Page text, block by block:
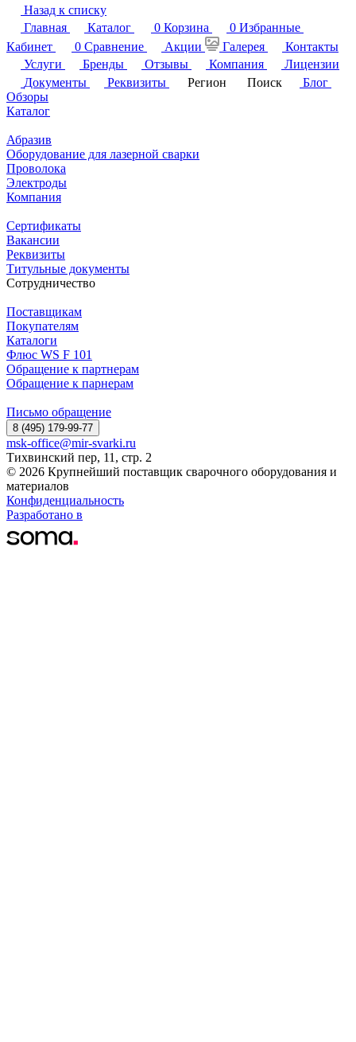
Назад к списку
Главная
Каталог 0 Корзина 0 Избранные
Кабинет
0 Сравнение Акции Галерея
Контакты
Услуги
Бренды Отзывы Компания
Лицензии
Документы
Реквизиты Регион Поиск
Блог
Обзоры
Каталог
Абразив
Оборудование для лазерной сварки
Проволока
Электроды
Компания
Сертификаты
Вакансии
Реквизиты
Титульные документы
Сотрудничество
Поставщикам
Покупателям
Каталоги
Флюс WS F 101
Обращение к партнерам
Обращение к парнерам
Письмо обращение
8 (495) 179-99-77
msk-office@mir-svarki.ru
Тихвинский пер, 11, стр. 2
© 2026 Крупнейший поставщик сварочного оборудования и
материалов
Конфиденциальность
Разработано в